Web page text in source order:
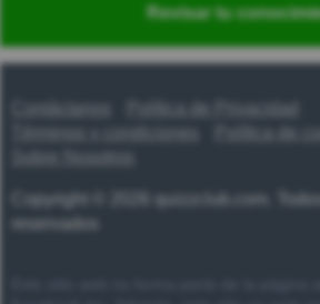
Revisar tu
Українська हिन्दी 한국
Contáctanos
Política de Privacidad
Términos y condiciones
Copyright © 2026 quizzclub.com.
reservados